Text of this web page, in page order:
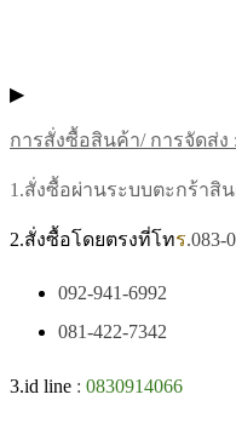
▶
การสั่งซื้อสินค้า/ การจัดส่ง :
1.สั่งซื้อผ่านระบบตะกร้าสิ
2.สั่งซื้อโดยตรงที่โทร.083-
092-941-6992
081-422-7342
3.id line : 0830914066